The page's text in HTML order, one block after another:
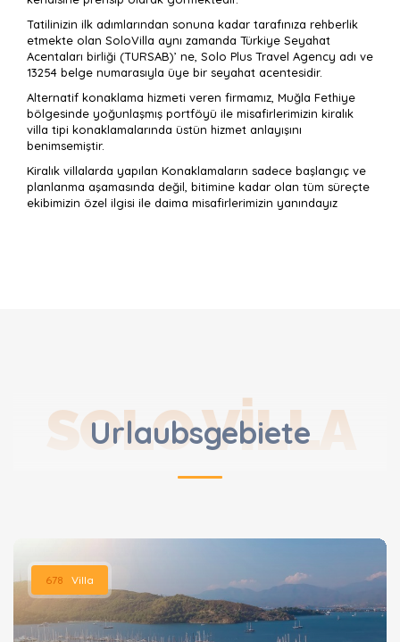
Tatilinizin ilk adımlarından sonuna kadar tarafınıza rehberlik
etmekte olan SoloVilla aynı zamanda Türkiye Seyahat
Acentaları birliği (TURSAB)’ ne, Solo Plus Travel Agency adı ve
13254 belge numarasıyla üye bir seyahat acentesidir.
Alternatif konaklama hizmeti veren firmamız, Muğla Fethiye
bölgesinde yoğunlaşmış portföyü ile misafirlerimizin kiralık
villa tipi konaklamalarında üstün hizmet anlayışını
benimsemiştir.
Kiralık villalarda yapılan Konaklamaların sadece başlangıç ve
planlanma aşamasında değil, bitimine kadar olan tüm süreçte
ekibimizin özel ilgisi ile daima misafirlerimizin yanındayız
Urlaubsgebiete
SOLO VILLA
678 Villa